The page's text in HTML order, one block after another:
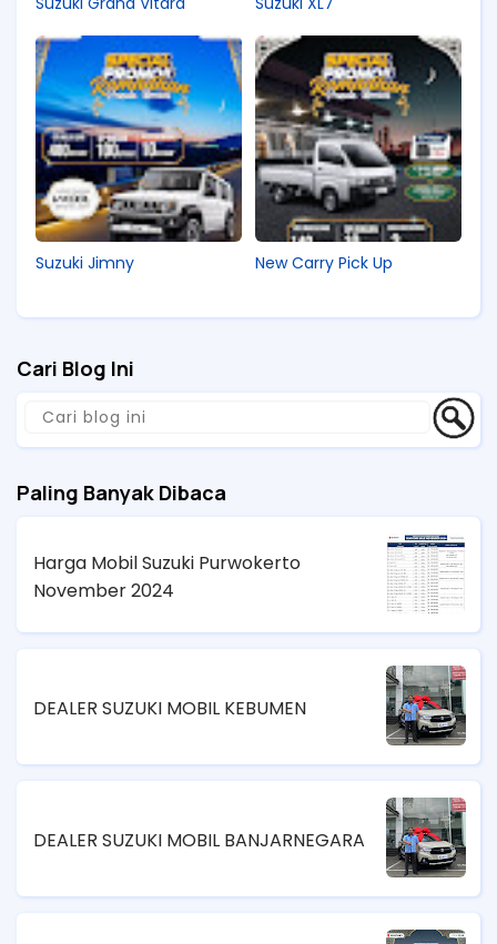
Suzuki Jimny New Carry Pick Up
Cari Blog Ini
Paling Banyak Dibaca
Harga Mobil Suzuki Purwokerto
November 2024
DEALER SUZUKI MOBIL KEBUMEN
DEALER SUZUKI MOBIL BANJARNEGARA